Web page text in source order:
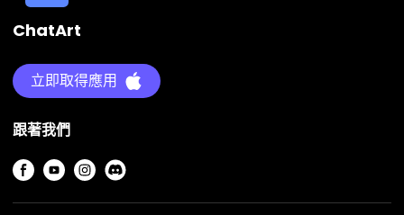
ChatArt
立即取得應用
跟著我們